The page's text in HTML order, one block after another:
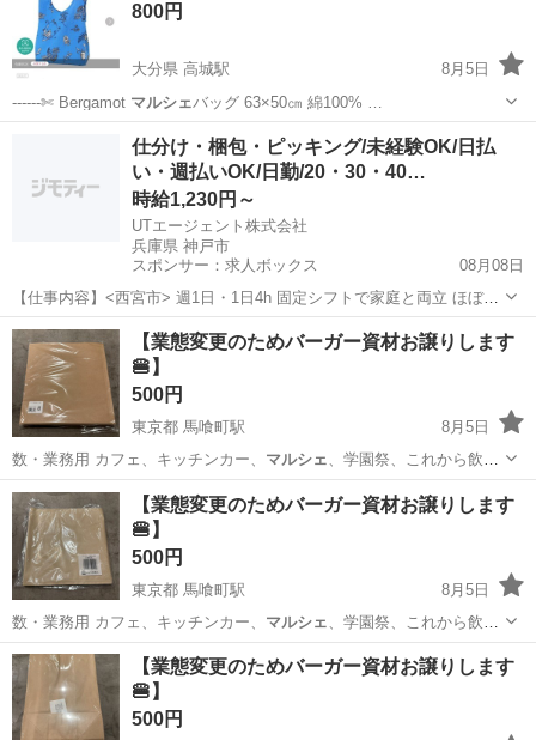
み（無料... 800円
大分県 高城駅
8月5日
------✄ Bergamot マルシェ
高城駅 バッグ マルシェ
仕分け・梱包・ピッキング/未経験OK/日払
い・週払いOK/日勤/20・30・40…
時給1,230円～
UTエージェント株式会社
兵庫県 神戸市
スポンサー：求人ボックス
08月08日
【仕事内容】<西宮市> 週1日・1日4h 固定シフトで家庭と両立 ほぼ残
業なし 空調完備の倉庫内でピッキング作業!<履歴書不要 オンライン面
接OK><入社キャンペーン実施中!> <業種> 車・バイク・重機系 <仕事
内容> 自動車製...
アルバイト・パート
【業態変更のためバーガー資材お譲りします
🍔】
500円
東京都 馬喰町駅
8月5日
数・業務用 カフェ、キッチンカー、 マルシェ、学園祭、これから飲食
を始める方にも…
東京 中央区 馬喰町駅 ラッピング用品 価格
【業態変更のためバーガー資材お譲りします
🍔】
500円
東京都 馬喰町駅
8月5日
数・業務用 カフェ、キッチンカー、 マルシェ、学園祭、これから飲食
を始める方にも…
東京 中央区 馬喰町駅 ラッピング用品 価格
【業態変更のためバーガー資材お譲りします
🍔】
500円